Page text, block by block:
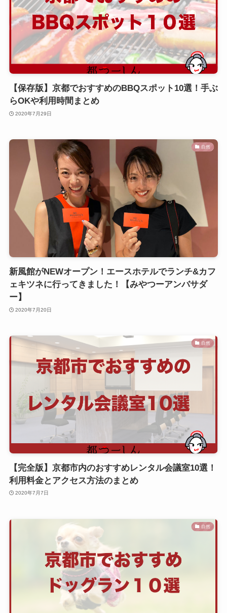
【保存版】京都でおすすめのBBQスポット10選！手ぶ
らOKや利用時間まとめ
2020年7月29日
自然
新風館がNEWオープン！エースホテルでランチ&カフ
ェキツネに行ってきました！【みやつーアンバサダ
ー】
2020年7月20日
自然
【完全版】京都市内のおすすめレンタル会議室10選！
利用料金とアクセス方法のまとめ
2020年7月7日
自然